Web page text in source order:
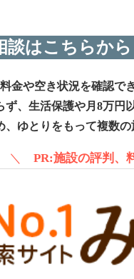
談はこちらから
金や空き状況を確認でき
、生活保護や月8万円
ゆとりをもって複数の
＼ PR:施設の評判、